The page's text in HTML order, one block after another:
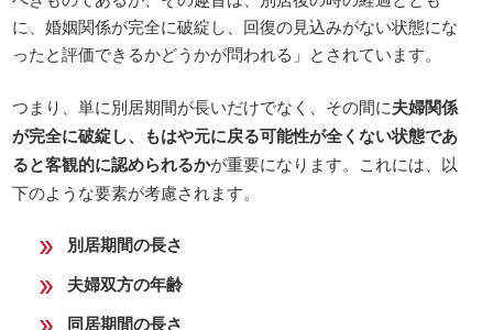
に、婚姻関係が完全に破綻し、回復の見込みがない状態にな
ったと評価できるかどうかが問われる」とされています。
つまり、単に別居期間が長いだけでなく、その間に夫婦関係
が完全に破綻し、もはや元に戻る可能性が全くない状態であ
ると客観的に認められるかが重要になります。これには、以
下のような要素が考慮されます。
別居期間の長さ
夫婦双方の年齢
同居期間の長さ